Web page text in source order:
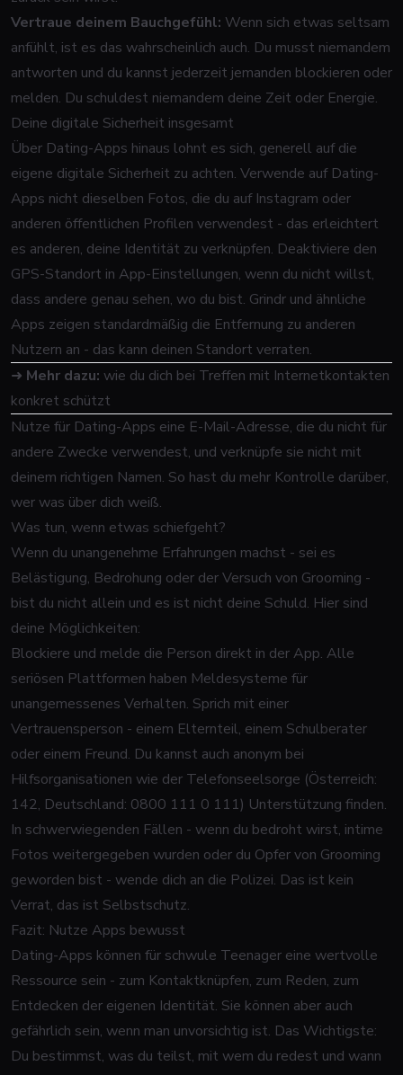
Vertraue deinem Bauchgefühl: Wenn sich etwas seltsam
anfühlt, ist es das wahrscheinlich auch. Du musst niemandem
antworten und du kannst jederzeit jemanden blockieren oder
melden. Du schuldest niemandem deine Zeit oder Energie.
Deine digitale Sicherheit insgesamt
Über Dating-Apps hinaus lohnt es sich, generell auf die
eigene digitale Sicherheit zu achten. Verwende auf Dating-
Apps nicht dieselben Fotos, die du auf Instagram oder
anderen öffentlichen Profilen verwendest - das erleichtert
es anderen, deine Identität zu verknüpfen. Deaktiviere den
GPS-Standort in App-Einstellungen, wenn du nicht willst,
dass andere genau sehen, wo du bist. Grindr und ähnliche
Apps zeigen standardmäßig die Entfernung zu anderen
Nutzern an - das kann deinen Standort verraten.
➜ Mehr dazu: wie du dich bei Treffen mit Internetkontakten
konkret schützt
Nutze für Dating-Apps eine E-Mail-Adresse, die du nicht für
andere Zwecke verwendest, und verknüpfe sie nicht mit
deinem richtigen Namen. So hast du mehr Kontrolle darüber,
wer was über dich weiß.
Was tun, wenn etwas schiefgeht?
Wenn du unangenehme Erfahrungen machst - sei es
Belästigung, Bedrohung oder der Versuch von Grooming -
bist du nicht allein und es ist nicht deine Schuld. Hier sind
deine Möglichkeiten:
Blockiere und melde die Person direkt in der App. Alle
seriösen Plattformen haben Meldesysteme für
unangemessenes Verhalten. Sprich mit einer
Vertrauensperson - einem Elternteil, einem Schulberater
oder einem Freund. Du kannst auch anonym bei
Hilfsorganisationen wie der Telefonseelsorge (Österreich:
142, Deutschland: 0800 111 0 111) Unterstützung finden.
In schwerwiegenden Fällen - wenn du bedroht wirst, intime
Fotos weitergegeben wurden oder du Opfer von Grooming
geworden bist - wende dich an die Polizei. Das ist kein
Verrat, das ist Selbstschutz.
Fazit: Nutze Apps bewusst
Dating-Apps können für schwule Teenager eine wertvolle
Ressource sein - zum Kontaktknüpfen, zum Reden, zum
Entdecken der eigenen Identität. Sie können aber auch
gefährlich sein, wenn man unvorsichtig ist. Das Wichtigste:
Du bestimmst, was du teilst, mit wem du redest und wann